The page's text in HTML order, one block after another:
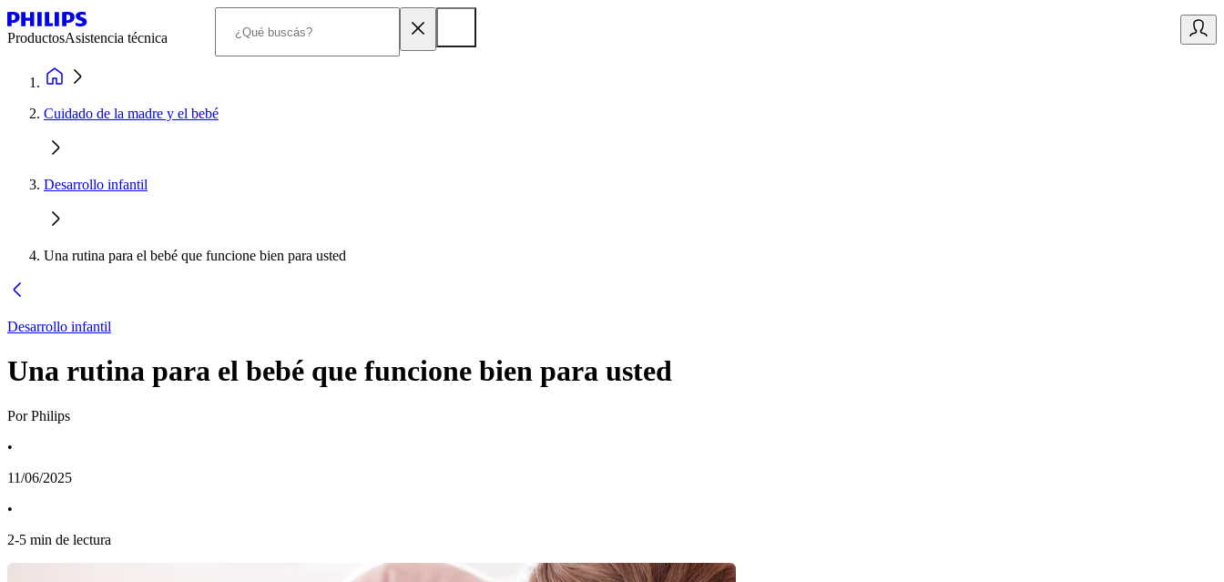
ProductosAsistencia técnica
Cuidado de la madre y el bebé
Desarrollo infantil
Una rutina para el bebé que funcione bien para usted
Desarrollo infantil
Una rutina para el bebé que funcione bien para usted
Por Philips
•
11/06/2025
•
2-5 min de lectura